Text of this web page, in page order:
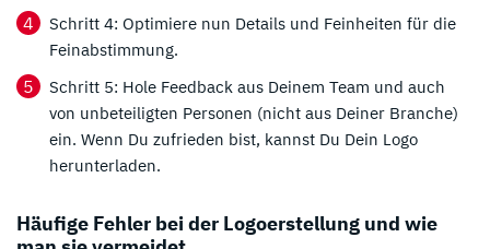
Schritt 4: Optimiere nun Details und Feinheiten für die
Feinabstimmung.
Schritt 5: Hole Feedback aus Deinem Team und auch
von unbeteiligten Personen (nicht aus Deiner Branche)
ein. Wenn Du zufrieden bist, kannst Du Dein Logo
herunterladen.
Häufige Fehler bei der Logoerstellung und wie